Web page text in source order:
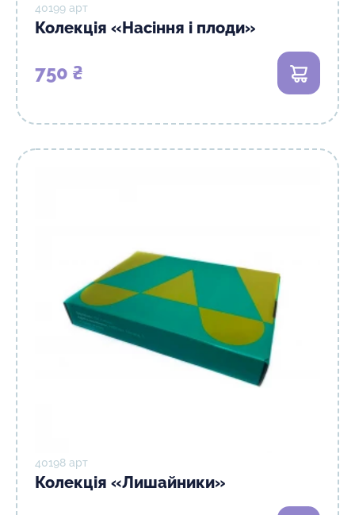
40199 арт
Колекція «Насіння і плоди»
750 ₴
40198 арт
Колекція «Лишайники»